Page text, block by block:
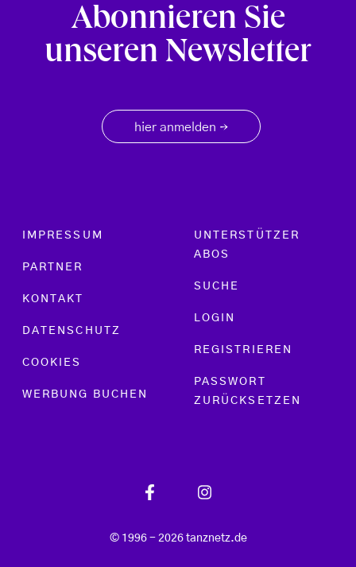
Abonnieren Sie
unseren Newsletter
hier anmelden →
Footer menu
IMPRESSUM
PARTNER
KONTAKT
DATENSCHUTZ
COOKIES
WERBUNG BUCHEN
UNTERSTÜTZER
ABOS
SUCHE
LOGIN
REGISTRIEREN
PASSWORT
ZURÜCKSETZEN
© 1996 - 2026 tanznetz.de